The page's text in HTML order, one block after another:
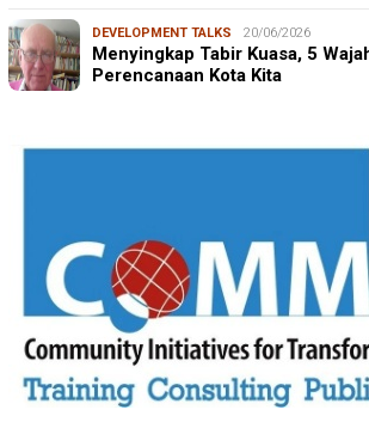
DEVELOPMENT TALKS 20/06/2026
Menyingkap Tabir Kuasa, 5
Perencanaan Kota Kita